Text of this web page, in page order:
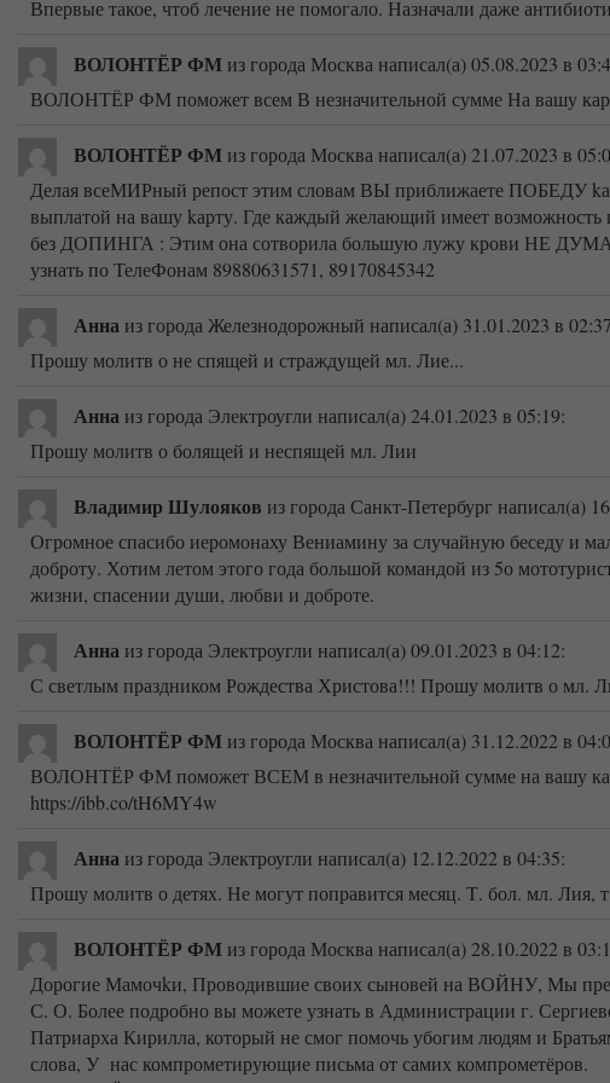
Впервые такое, чтоб лечение не помогало. Назначали даже
ВОЛОНТЁР ФМиз города Москва написал(а) 05.08.2023 в
ВОЛОНТЁР ФМ поможет всем В незначительной сумме На вашу
ВОЛОНТЁР ФМиз города Москва написал(а) 21.07.2023 в
Делая всеМИРный репост этим словам ВЫ приближаете ПОБЕДУ
выплатой на вашу kарту. Где каждый желающий имеет
без ДОПИНГА : Этим она сотворила большую лужу крови НЕ
узнать по ТелеФонам 89880631571, 89170845342
Аннаиз города Железнодорожный написал(а) 31.01.2023 в 02:37
Прошу молитв о не спящей и страждущей мл. Лие...
Аннаиз города Электроугли написал(а) 24.01.2023 в 05:19:
Прошу молитв о болящей и неспящей мл. Лии
Владимир Шулояков из города Санкт-Петербург написал(а)
Огромное спасибо иеромонаху Вениамину за случайную беседу и
доброту. Хотим летом этого года большой командой из 5о
жизни, спасении души, любви и доброте.
Аннаиз города Электроугли написал(а) 09.01.2023 в 04:12:
С светлым праздником Рождества Христова!!! Прошу молитв о мл.
ВОЛОНТЁР ФМиз города Москва написал(а) 31.12.2022в
ВОЛОНТЁР ФМ поможет ВСЕМ в незначительной сумме на вашу
https://ibb.co/tH6MY4w
Аннаиз города Электроугли написал(а) 12.12.2022в 04:35:
Прошу молитв о детях. Не могут поправится месяц. Т. бол. мл. Лия,
ВОЛОНТЁР ФМиз города Москва написал(а) 28.10.2022в
Дорогие Мамочkи, Проводившие своих сыновей на ВОЙНУ, Мы
С. О. Более подробно вы можете узнать в Администрации г.
Патриарха Кирилла, который не смог помочь убогим людям и
слова, У нас компрометирующие письма от самих